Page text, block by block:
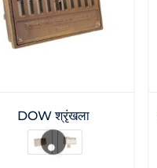
DOW श्रृंखला